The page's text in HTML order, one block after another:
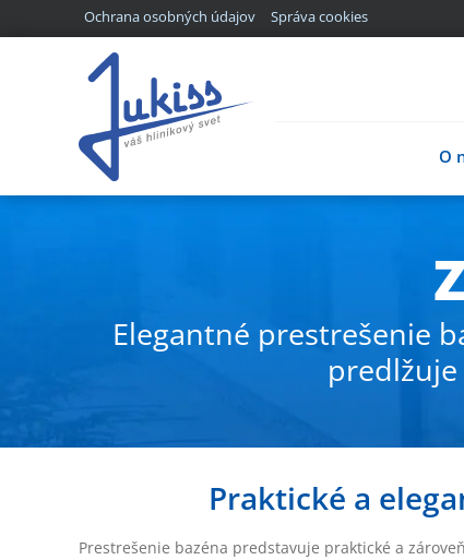
Ochrana osobných údajov Správa cookies
O
Elegantné prestrešenie
Praktické a
Prestrešenie bazéna predstavuje praktické a